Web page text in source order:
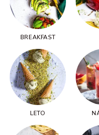
BREAKFAST
LETO